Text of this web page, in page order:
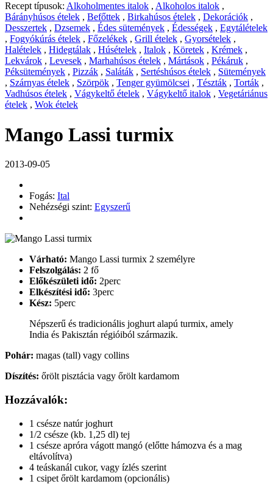
Recept típusok: Alkoholmentes italok , Alkoholos italok ,
Bárányhúsos ételek , Befőttek , Birkahúsos ételek , Dekorációk ,
Desszertek , Dzsemek , Édes sütemények , Édességek , Egytálételek
, Fogyókúrás ételek , Főzelékek , Grill ételek , Gyorsételek ,
Halételek , Hidegtálak , Húsételek , Italok , Köretek , Krémek ,
Lekvárok , Levesek , Marhahúsos ételek , Mártások , Pékáruk ,
Péksütemények , Pizzák , Saláták , Sertéshúsos ételek , Sütemények
, Szárnyas ételek , Szörpök , Tenger gyümölcsei , Tészták , Torták ,
Vadhúsos ételek , Vágykeltő ételek , Vágykeltő italok , Vegetáriánus
ételek , Wok ételek
Mango Lassi turmix
2013-09-05
Fogás: Ital
Nehézségi szint: Egyszerű
Várható: Mango Lassi turmix 2 személyre
Felszolgálás: 2 fő
Előkészületi idő: 2perc
Elkészítési idő: 3perc
Kész: 5perc
Népszerű és tradicionális joghurt alapú turmix, amely
India és Pakisztán régióiból származik.
Pohár: magas (tall) vagy collins
Díszítés: őrölt pisztácia vagy őrölt kardamom
Hozzávalók:
1 csésze natúr joghurt
1/2 csésze (kb. 1,25 dl) tej
1 csésze apróra vágott mangó (előtte hámozva és a mag
eltávolítva)
4 teáskanál cukor, vagy ízlés szerint
1 csipet őrölt kardamom (opcionális)